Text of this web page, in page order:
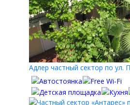
Адлер частный сектор по ул.